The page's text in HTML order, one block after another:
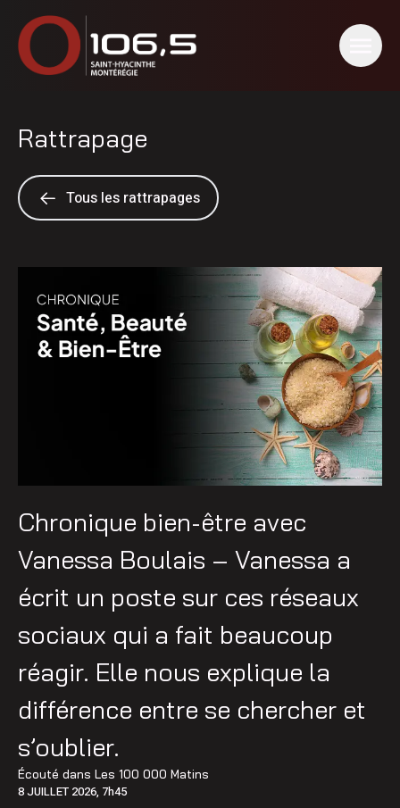
Rattrapage
Tous les rattrapages
Chronique bien-être avec
Vanessa Boulais – Vanessa a
écrit un poste sur ces réseaux
sociaux qui a fait beaucoup
réagir. Elle nous explique la
différence entre se chercher et
s’oublier.
Écouté dans Les 100 000 Matins
8 JUILLET 2026, 7h45